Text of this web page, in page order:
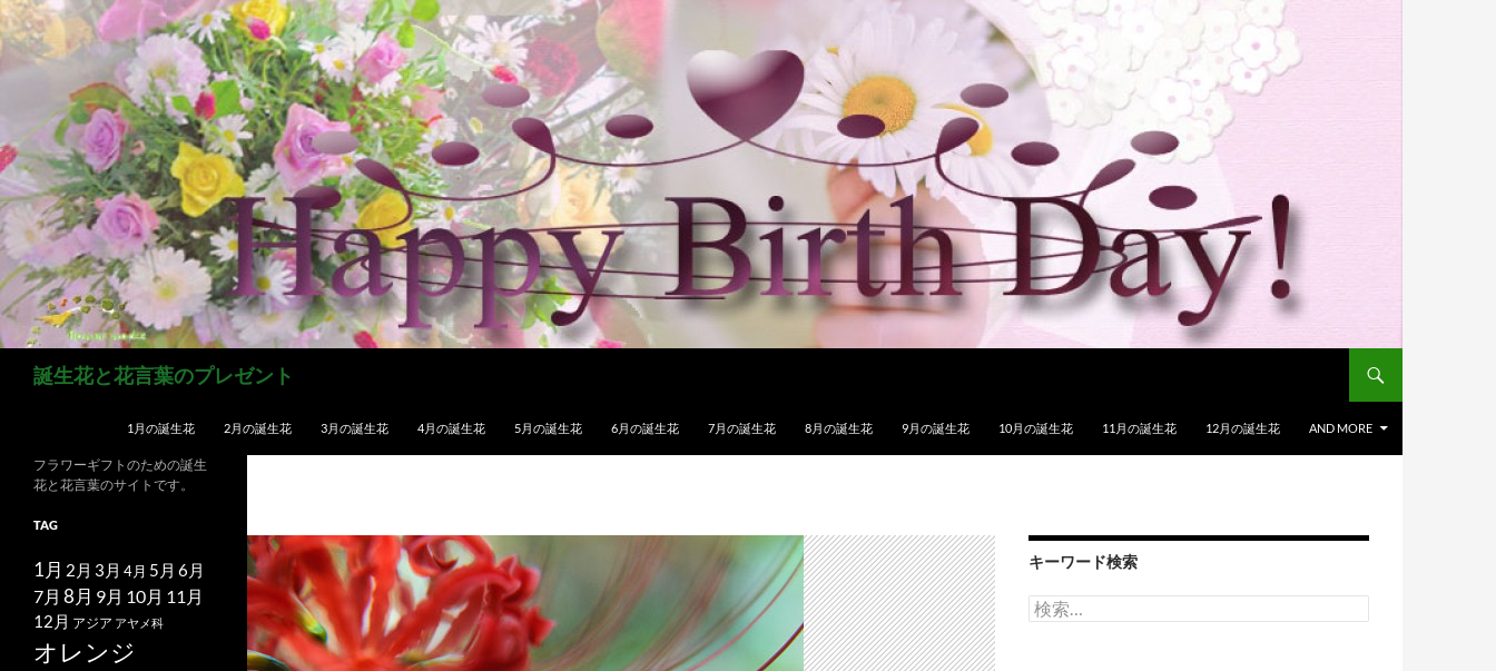
コ
ン
ツ
へ
ス
キ
ッ
プ
誕生花と花言葉のプレゼント
1月の誕生花 2月の誕生花 3月の誕生花 4月の誕生花 5月の誕生花 6月の誕生花 7月の誕生花 8月の誕生花 9月の誕生花 10月の誕生花 11月の誕生花 12月の誕生花 AND MORE
キーワード検索
検
索:
フラワーギフトのための誕生
花と花言葉のサイトです。
TAG
1月 2月 3月 4月 5月 6月
7月 8月 9月 10月 11月
12月 アジア アヤメ科
オレンジ